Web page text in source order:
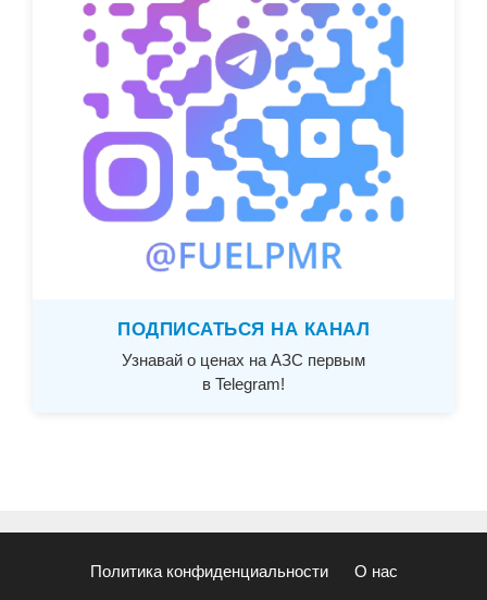
ПОДПИСАТЬСЯ НА КАНАЛ
Узнавай о ценах на АЗС первым
в Telegram!
Политика конфиденциальности О нас